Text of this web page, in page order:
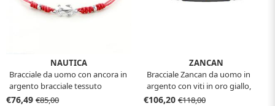
NAUTICA
Bracciale da uomo con ancora in
argento bracciale tessuto
nautico rosso
€76,49 €85,00
ZANCAN
Bracciale Zancan da uomo in
argento con viti in oro giallo,
titanio e silicone ETB 144G
€106,20 €118,00